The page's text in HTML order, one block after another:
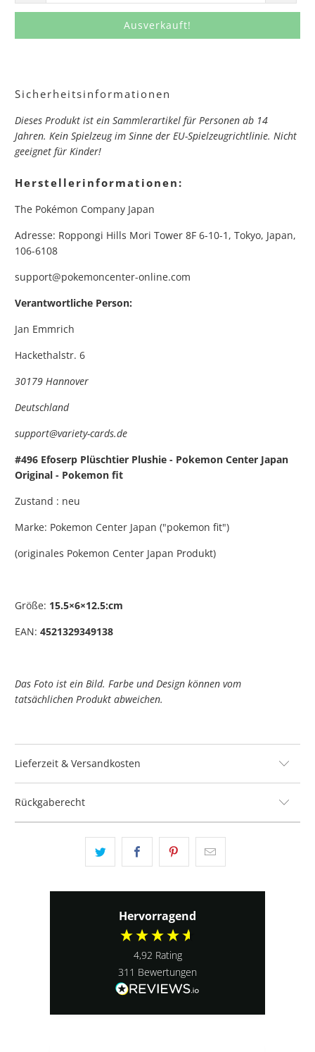
Ausverkauft!
Sicherheitsinformationen
Dieses Produkt ist ein Sammlerartikel für Personen ab 14
Jahren. Kein Spielzeug im Sinne der EU-Spielzeugrichtlinie. Nicht
geeignet für Kinder!
Herstellerinformationen:
The Pokémon Company Japan
Adresse: Roppongi Hills Mori Tower 8F 6-10-1, Tokyo, Japan,
106-6108
support@pokemoncenter-online.com
Verantwortliche Person:
Jan Emmrich
Hackethalstr. 6
30179 Hannover
Deutschland
support@variety-cards.de
#496 Efoserp Plüschtier Plushie - Pokemon Center Japan
Original - Pokemon fit
Zustand : neu
Marke: Pokemon Center Japan ("pokemon fit")
(originales Pokemon Center Japan Produkt)
Größe: 15.5×6×12.5:cm
EAN:4521329349138
Das Foto ist ein Bild. Farbe und Design können vom
tatsächlichen Produkt abweichen.
Lieferzeit & Versandkosten
Rückgaberecht
Hervorragend
4,92 Rating
311 Bewertungen